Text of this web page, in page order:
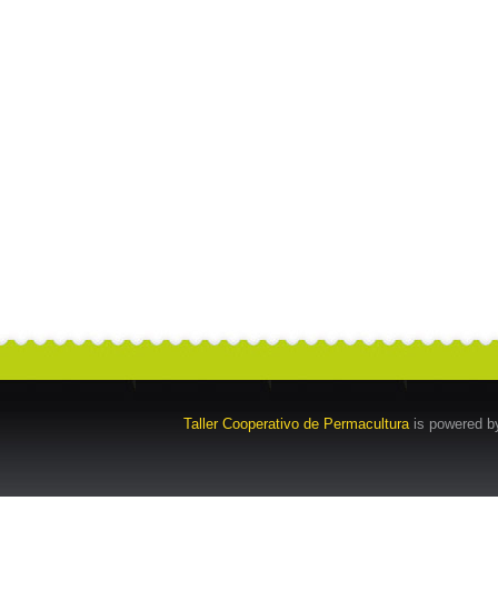
Taller Cooperativo de Permaculturais powered